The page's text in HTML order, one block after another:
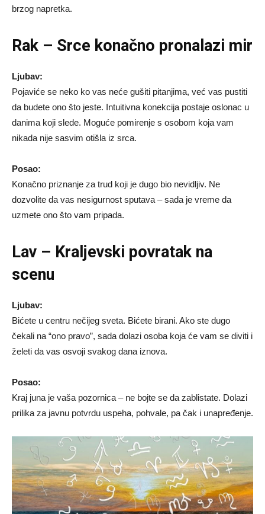
brzog napretka.
Rak – Srce konačno pronalazi mir
Ljubav:
Pojaviće se neko ko vas neće gušiti pitanjima, već vas pustiti
da budete ono što jeste. Intuitivna konekcija postaje oslonac u
danima koji slede. Moguće pomirenje s osobom koja vam
nikada nije sasvim otišla iz srca.
Posao:
Konačno priznanje za trud koji je dugo bio nevidljiv. Ne
dozvolite da vas nesigurnost sputava – sada je vreme da
uzmete ono što vam pripada.
Lav – Kraljevski povratak na
scenu
Ljubav:
Bićete u centru nečijeg sveta. Bićete birani. Ako ste dugo
čekali na “ono pravo”, sada dolazi osoba koja će vam se diviti i
želeti da vas osvoji svakog dana iznova.
Posao:
Kraj juna je vaša pozornica – ne bojte se da zablistate. Dolazi
prilika za javnu potvrdu uspeha, pohvale, pa čak i unapređenje.